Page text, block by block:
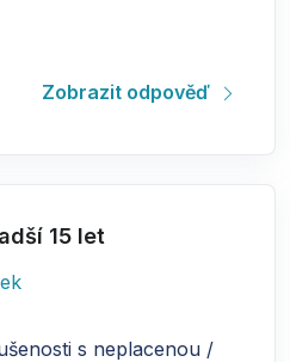
Zobrazit odpověď
15 let
s neplacenou /